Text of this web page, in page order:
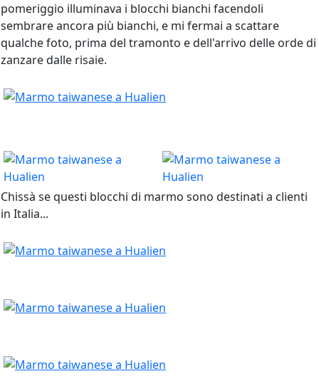
pomeriggio illuminava i blocchi bianchi facendoli
sembrare ancora più bianchi, e mi fermai a scattare
qualche foto, prima del tramonto e dell'arrivo delle orde di
zanzare dalle risaie.
Chissà se questi blocchi di marmo sono destinati a clienti
in Italia...